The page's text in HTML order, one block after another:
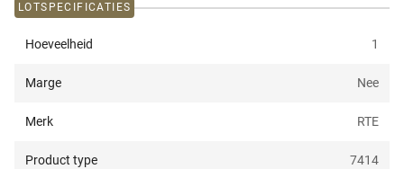
LOTSPECIFICATIES
Hoeveelheid 1
Marge Nee
Merk RTE
Product type 7414